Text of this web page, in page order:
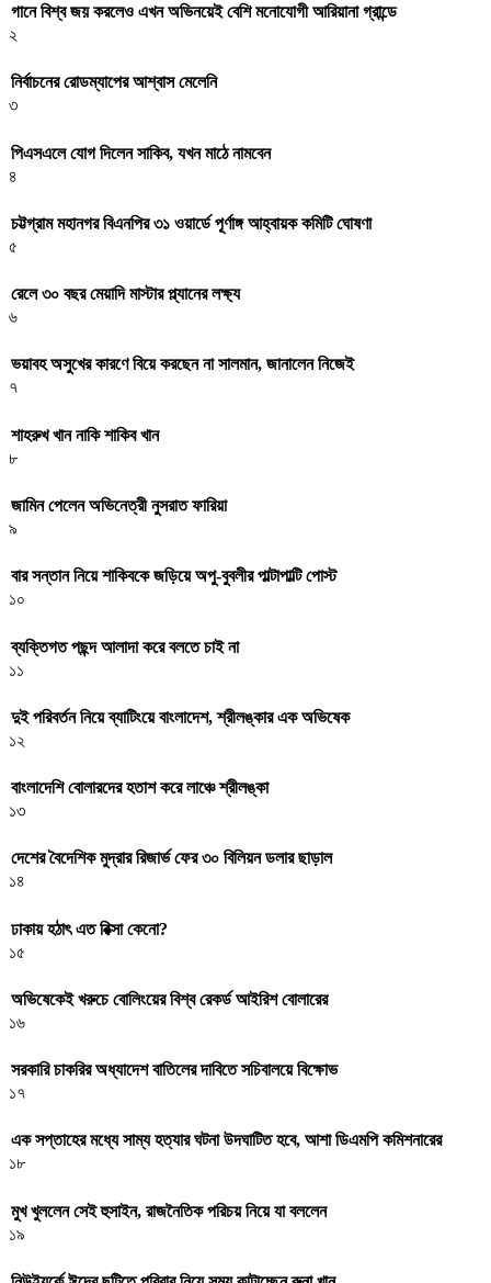
গানে বিশ্ব জয় করলেও এখন অভিনয়েই বেশি মনোযোগী আরিয়ানা গ্রান্ডে
২
নির্বাচনের রোডম্যাপের আশ্বাস মেলেনি
৩
পিএসএলে যোগ দিলেন সাকিব, যখন মাঠে নামবেন
৪
চট্টগ্রাম মহানগর বিএনপির ৩১ ওয়ার্ডে পূর্ণাঙ্গ আহ্বায়ক কমিটি ঘোষণা
৫
রেলে ৩০ বছর মেয়াদি মাস্টার প্ল্যানের লক্ষ্য
৬
ভয়াবহ অসুখের কারণে বিয়ে করছেন না সালমান, জানালেন নিজেই
৭
শাহরুখ খান নাকি শাকিব খান
৮
জামিন পেলেন অভিনেত্রী নুসরাত ফারিয়া
৯
বার সন্তান নিয়ে শাকিবকে জড়িয়ে অপু-বুবলীর পাল্টাপাল্টি পোস্ট
১০
ব্যক্তিগত পছন্দ আলাদা করে বলতে চাই না
১১
দুই পরিবর্তন নিয়ে ব্যাটিংয়ে বাংলাদেশ, শ্রীলঙ্কার এক অভিষেক
১২
বাংলাদেশি বোলারদের হতাশ করে লাঞ্চে শ্রীলঙ্কা
১৩
দেশের বৈদেশিক মুদ্রার রিজার্ভ ফের ৩০ বিলিয়ন ডলার ছাড়াল
১৪
ঢাকায় হঠাৎ এত রিক্সা কেনো?
১৫
অভিষেকেই খরুচে বোলিংয়ের বিশ্ব রেকর্ড আইরিশ বোলারের
১৬
সরকারি চাকরির অধ্যাদেশ বাতিলের দাবিতে সচিবালয়ে বিক্ষোভ
১৭
এক সপ্তাহের মধ্যে সাম্য হত্যার ঘটনা উদঘাটিত হবে, আশা ডিএমপি কমিশনারের
১৮
মুখ খুললেন সেই হুসাইন, রাজনৈতিক পরিচয় নিয়ে যা বললেন
১৯